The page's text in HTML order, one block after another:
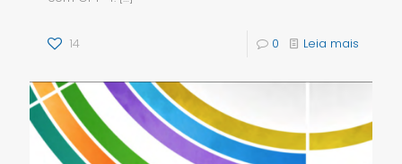
14 0 Leia mais